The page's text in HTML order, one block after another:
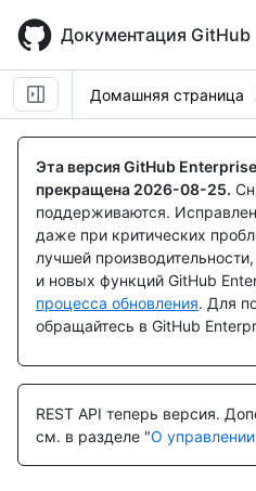
main
content
Документация GitHub
Домашняя страница
Эта версия GitHub
прекращена 2026-08-25.
поддерживаются.
даже при критических
лучшей
и новых функций GitHub
процесса обновления. Для
обращайтесь в GitHub
REST API теперь версия.
см. в разделе "О
Имя., Тип,
Description
Имя., Тип,
Description
Имя., Тип,
Description
Имя., Тип,
Description
Имя., Тип,
Description
Имя., Тип,
Description
Имя., Тип,
Description
Имя., Тип,
Description
Имя., Тип,
Description